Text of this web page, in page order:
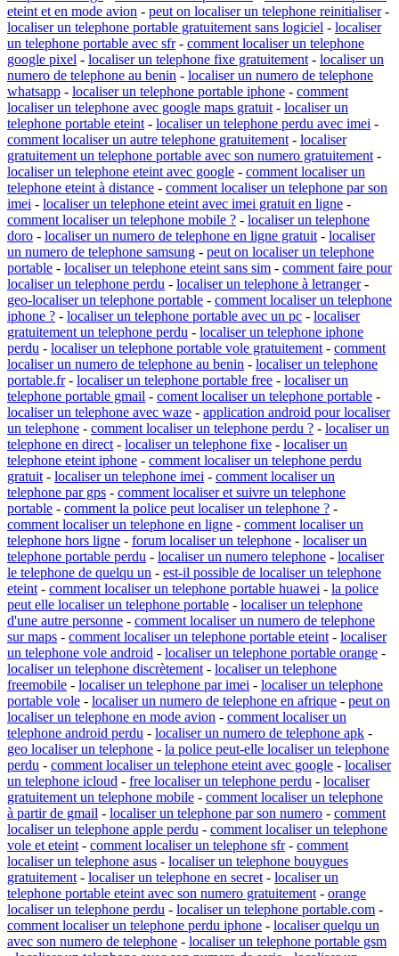
eteint et en mode avion - peut on localiser un telephone reinitialiser-
localiser un telephone portable gratuitement sans logiciel - localiser
un telephone portable avec sfr- comment localiser un telephone
google pixel - localiser un telephone fixe gratuitement - localiser un
numero de telephone au benin - localiser un numero de telephone
whatsapp - localiser un telephone portable iphone - comment
localiser un telephone avec google maps gratuit - localiser un
telephone portable eteint - localiser un telephone perdu avec imei -
comment localiser un autre telephone gratuitement - localiser
gratuitement un telephone portable avec son numero gratuitement -
localiser un telephone eteint avec google - comment localiser un
telephone eteint à distance - comment localiser un telephone par son
imei - localiser un telephone eteint avec imei gratuit en ligne -
comment localiser un telephone mobile ? - localiser un telephone
doro - localiser un numero de telephone en ligne gratuit - localiser
un numero de telephone samsung - peut on localiser un telephone
portable - localiser un telephone eteint sans sim - comment faire pour
localiser un telephone perdu - localiser un telephone à letranger-
geo-localiser un telephone portable - comment localiser un telephone
iphone ? - localiser un telephone portable avec un pc - localiser
gratuitement un telephone perdu - localiser un telephone iphone
perdu - localiser un telephone portable vole gratuitement - comment
localiser un numero de telephone au benin - localiser un telephone
portable.fr- localiser un telephone portable free - localiser un
telephone portable gmail - coment localiser un telephone portable -
localiser un telephone avec waze - application android pour localiser
un telephone - comment localiser un telephone perdu ? - localiser un
telephone en direct - localiser un telephone fixe - localiser un
telephone eteint iphone - comment localiser un telephone perdu
gratuit - localiser un telephone imei - comment localiser un
telephone par gps - comment localiser et suivre un telephone
portable - comment la police peut localiser un telephone ? -
comment localiser un telephone en ligne - comment localiser un
telephone hors ligne - forum localiser un telephone - localiser un
telephone portable perdu - localiser un numero telephone - localiser
le telephone de quelqu un - est-il possible de localiser un telephone
eteint - comment localiser un telephone portable huawei - la police
peut elle localiser un telephone portable - localiser un telephone
d'une autre personne - comment localiser un numero de telephone
sur maps - comment localiser un telephone portable eteint - localiser
un telephone vole android - localiser un telephone portable orange -
localiser un telephone discrètement - localiser un telephone
freemobile - localiser un telephone par imei - localiser un telephone
portable vole - localiser un numero de telephone en afrique - peut on
localiser un telephone en mode avion - comment localiser un
telephone android perdu - localiser un numero de telephone apk -
geo localiser un telephone - la police peut-elle localiser un telephone
perdu - comment localiser un telephone eteint avec google - localiser
un telephone icloud - free localiser un telephone perdu - localiser
gratuitement un telephone mobile - comment localiser un telephone
à partir de gmail - localiser un telephone par son numero - comment
localiser un telephone apple perdu - comment localiser un telephone
vole et eteint - comment localiser un telephone sfr- comment
localiser un telephone asus - localiser un telephone bouygues
gratuitement - localiser un telephone en secret - localiser un
telephone portable eteint avec son numero gratuitement - orange
localiser un telephone perdu - localiser un telephone portable.com -
comment localiser un telephone perdu iphone - localiser quelqu un
avec son numero de telephone - localiser un telephone portable gsm